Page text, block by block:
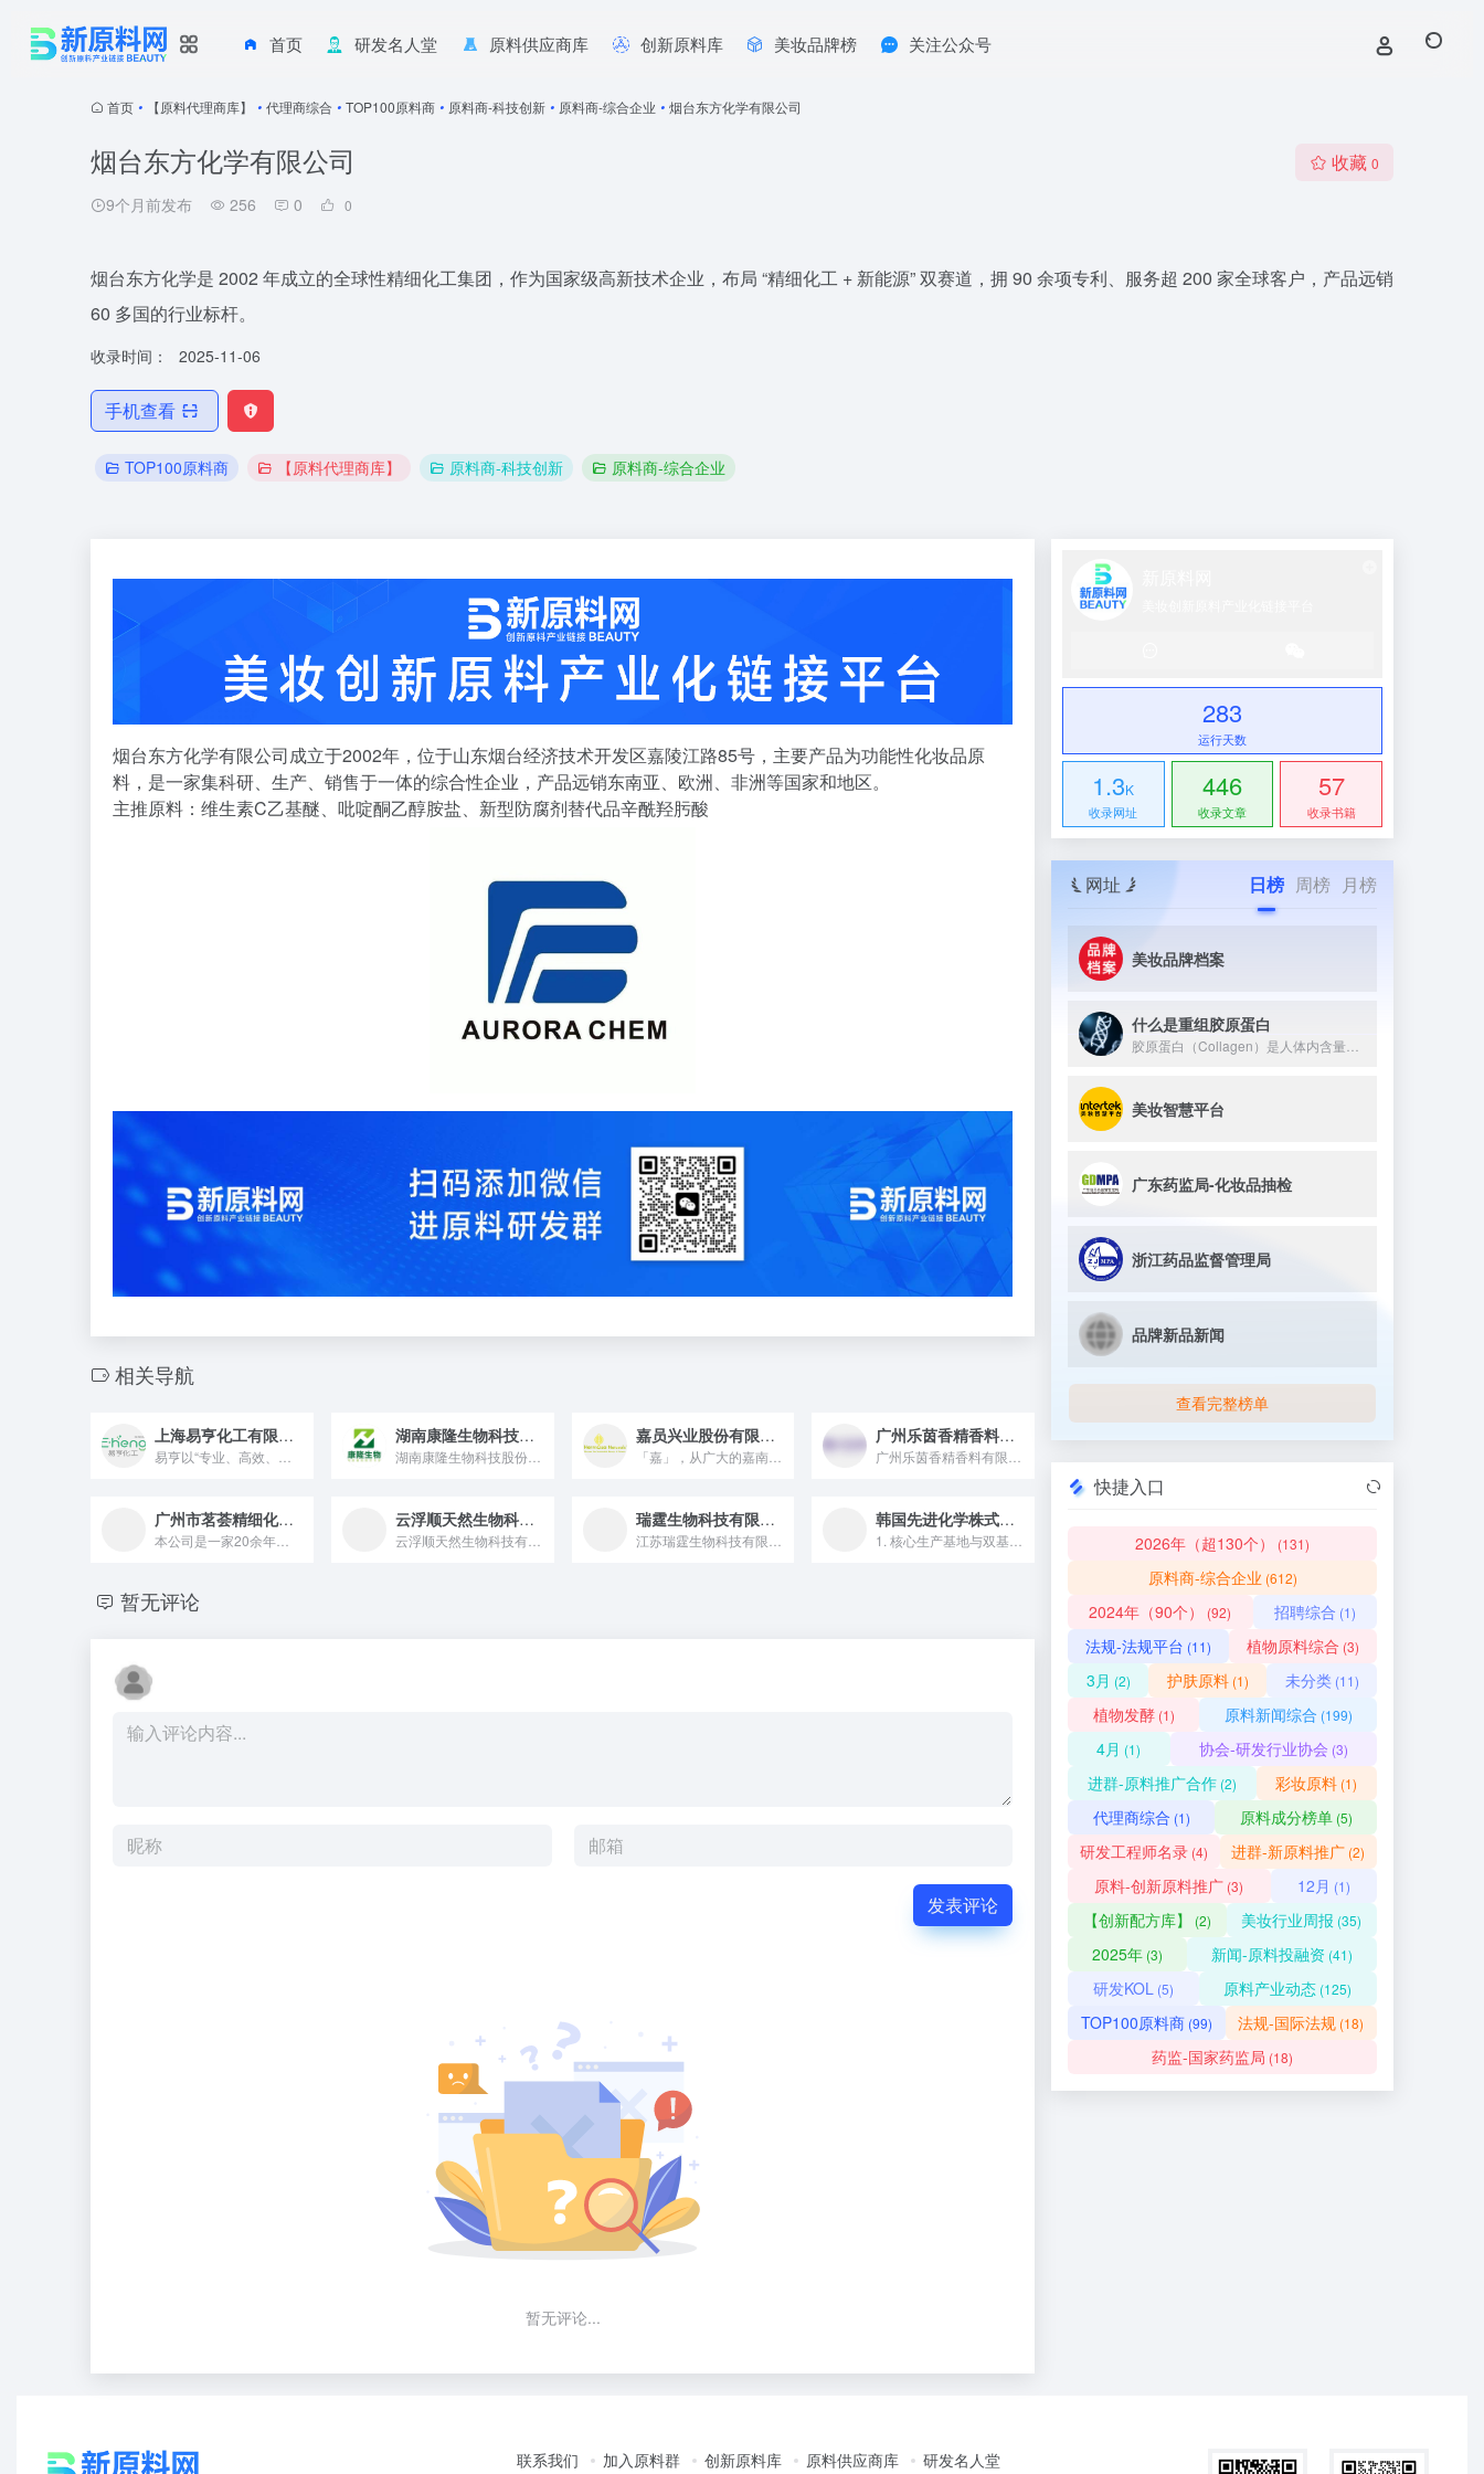
首页 研发名人堂 原料供应商库 创新原料库 美妆品牌榜 关注公众号
首页 • 【原料代理商库】 • 代理商综合 • TOP100原料商 • 原料商-科技创新 • 原料商-综合企业 • 烟台东方化学有限公司
烟台东方化学有限公司
9个月前发布 256 0 0
收藏 0
烟台东方化学是 2002 年成立的全球性精细化工集团，作为国家级高新技术企业，布局 “精细化工 + 新能源” 双赛道，拥 90 余项专利、服务超 200 家全球客户，产品远销
60 多国的行业标杆。
收录时间： 2025-11-06
手机查看
TOP100原料商 【原料代理商库】 原料商-科技创新 原料商-综合企业
烟台东方化学有限公司成立于2002年，位于山东烟台经济技术开发区嘉陵江路85号，主要产品为功能性化妆品原
料，是一家集科研、生产、销售于一体的综合性企业，产品远销东南亚、欧洲、非洲等国家和地区。
主推原料：维生素C乙基醚、吡啶酮乙醇胺盐、新型防腐剂替代品辛酰羟肟酸
相关导航
上海易亨化工有限公司
易亨以“专业、高效、技术”为核心理念，致力于向行业提供高品质...
湖南康隆生物科技股份有限公司
湖南康隆生物科技股份有限公司是一家 2004 年成立，2017 年在新三板上市，专注于植物提取物及中草药有效成分分离、中药功能性复方研制，产品涵盖红景天提取物、天然色素等，畅销欧美等 50 多个国家和地区，与法国 Naturex 等国际知名公司有长期合作，2023 年出口销售额达 1.4 亿人民币的高科技企业。
嘉员兴业股份有限公司
「嘉」，从广大的嘉南平原诞生，象徵「美好」之意。 「员」，源...
广州乐茵香精香料有限公司
广州乐茵香精香料有限公司 源自2012年 深耕高品质香精领域...
广州市茗荟精细化工有限公司
本公司是一家20余年专注于提供高品质、安全、正宗植物油、精油...
云浮顺天然生物科技有限公司
云浮顺天然生物科技有限公司，成立于2016年，公司坐落在云浮...
瑞霆生物科技有限公司
江苏瑞霆生物科技有限公司是一家成立于 2018 年 4 月 17 日，位于无锡新吴区，法定代表人杜养标，注册资本 3157.89 万元，依托江南大学陈坚院士创新团队，专注于化妆品生物活性物研发、生产与销售，拥有合成生物学和活性物包载两大核心技术平台，产品涵盖益生菌、植物发酵产物等的国家高新技术企业。
韩国先进化学株式会社/天津先光化工有限公司
1. 核心生产基地与双基地协同体系 依托韩国先进化学株式会社...
暂无评论
发表评论
暂无评论...
283
运行天数
1.3K
收录网址
446
收录文章
57
收录书籍
网址 日榜 周榜 月榜
美妆品牌档案
什么是重组胶原蛋白
美妆智慧平台
广东药监局-化妆品抽检
浙江药品监督管理局
品牌新品新闻
查看完整榜单
快捷入口
2026年（超130个） (131)
原料商-综合企业 (612)
2024年（90个） (92) 招聘综合 (1)
法规-法规平台 (11) 植物原料综合 (3)
3月 (2) 护肤原料(1) 未分类(11)
植物发酵(1) 原料新闻综合 (199)
4月 (1) 协会-研发行业协会 (3)
进群-原料推广合作(2) 彩妆原料 (1)
代理商综合 (1) 原料成分榜单(5)
研发工程师名录(4) 进群-新原料推广 (2)
原料-创新原料推广 (3) 12月 (1)
【创新配方库】 (2) 美妆行业周报 (35)
2025年 (3) 新闻-原料投融资 (41)
研发KOL (5) 原料产业动态 (125)
TOP100原料商(99) 法规-国际法规 (18)
药监-国家药监局 (18)
联系我们 加入原料群 创新原料库 原料供应商库 研发名人堂